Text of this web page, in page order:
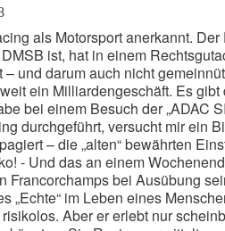
als Motorsport anerkannt.
ist, hat in einem
und darum auch nicht
ein Milliardengeschäft. Es
bei einem Besuch der „ADAC
durchgeführt, versucht mir ein
– die „alten“ bewährten
- Und das an einem
Francorchamps bei Ausübung
„Echte“ im Leben eines
Aber er erlebt nur